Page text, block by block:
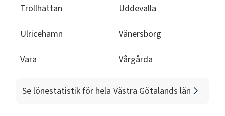
Trollhättan Uddevalla
Ulricehamn Vänersborg
Vara Vårgårda
Se lönestatistik för hela Västra Götalands län